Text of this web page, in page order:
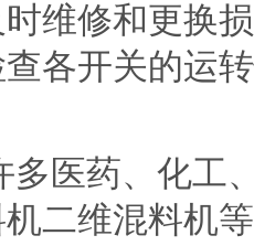
维修和更换
各开关的运
药、化工、
二维混料机